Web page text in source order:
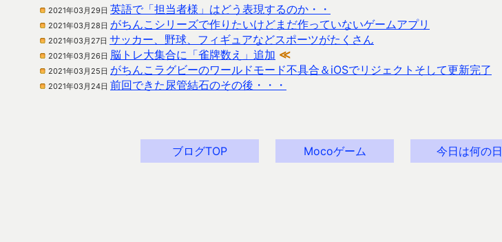
2021年03月29日 英語で「担当者様」はどう表現するのか・・
2021年03月28日 がちんこシリーズで作りたいけどまだ作っていないゲームアプリ
2021年03月27日 サッカー、野球、フィギュアなどスポーツがたくさん
2021年03月26日 脳トレ大集合に「雀牌数え」追加 ≪
2021年03月25日 がちんこラグビーのワールドモード不具合＆iOSでリジェクトそして更新完了
2021年03月24日 前回できた尿管結石のその後・・・
ブログTOP Mocoゲーム 今日は何の日